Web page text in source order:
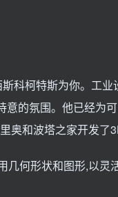
科柯特斯为你。工业
的氛围。他已经为可
奥和波塔之家开发了
几何形状和图形,以灵